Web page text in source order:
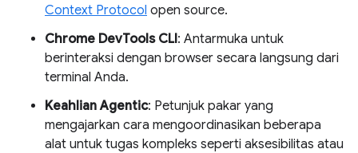
Context Protocol open source.
Chrome DevTools CLI: Antarmuka untuk
berinteraksi dengan browser secara langsung dari
terminal Anda.
Keahlian Agentic: Petunjuk pakar yang
mengajarkan cara mengoordinasikan beberapa
alat untuk tugas kompleks seperti aksesibilitas atau